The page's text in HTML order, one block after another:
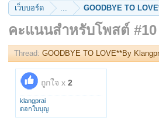
เว็บบอร์ด ... GOODBYE TO
คะแนนสำหรับโพสต์ #10
Thread: GOODBYE TO LOVE**By
ถูกใจ x 2
klangprai
ดอกใบบุญ